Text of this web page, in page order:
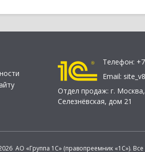
Телефон:
Email:
Отдел продаж: г. Москва,
Селезнёвская, дом 21
АО «Группа 1С» (правопреемник «1С»).